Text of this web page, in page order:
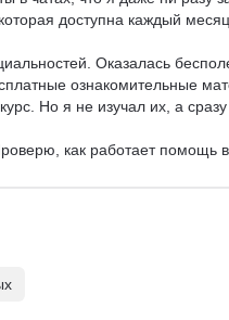
доступна каждый
Оказалась
ознакомительные
Но я не изучал их, а
как работает помощь в